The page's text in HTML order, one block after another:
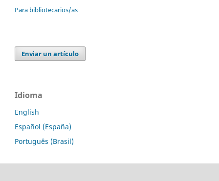
Para bibliotecarios/as
Enviar un artículo
Idioma
English
Español (España)
Português (Brasil)